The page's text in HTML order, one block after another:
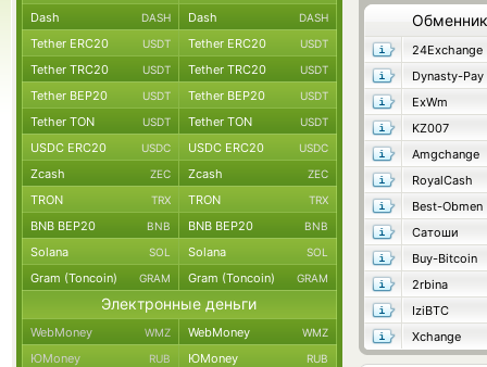
Обменник
24Exchange
Dynasty-Pay
ExWm
KZ007
Amgchange
RoyalCash
Best-Obmen
Сатоши
Buy-Bitcoin
2rbina
IziBTC
Xchange
Dash DASH Dash DASH
Tether ERC20 USDT Tether ERC20 USDT
Tether TRC20 USDT Tether TRC20 USDT
Tether BEP20 USDT Tether BEP20 USDT
Tether TON USDT Tether TON USDT
USDC ERC20 USDC USDC ERC20 USDC
Zcash ZEC Zcash ZEC
TRON TRX TRON TRX
BNB BEP20 BNB BNB BEP20 BNB
Solana SOL Solana SOL
Gram (Toncoin) GRAM Gram (Toncoin) GRAM
Электронные деньги
WebMoney WMZ WebMoney WMZ
ЮMoney RUB ЮMoney RUB